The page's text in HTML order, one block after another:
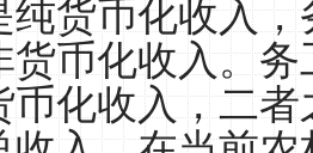
纯货币化收入
货币化收入。
币化收入，二